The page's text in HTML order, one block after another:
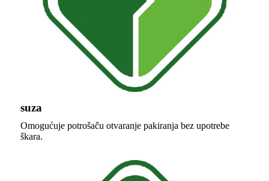
suza
Omogućuje potrošaču otvaranje pakiranja bez upotrebe
škara.